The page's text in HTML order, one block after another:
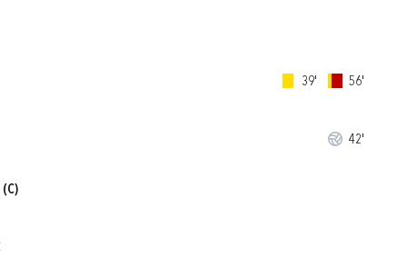
39' 56'
42'
(C)